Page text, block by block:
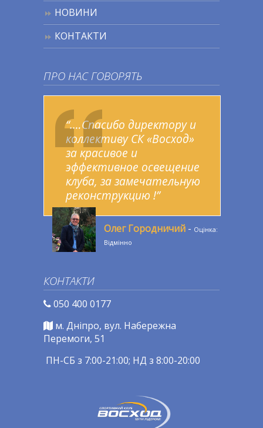
НОВИНИ
КОНТАКТИ
ПРО НАС ГОВОРЯТЬ
“.…Спасибо директору и
коллективу СК «Восход»
за красивое и
эффективное освещение
клуба, за замечательную
реконструкцию !”
Олег Городничий - Оцінка:
Відмінно
КОНТАКТИ
050 400 0177
м. Дніпро, вул. Набережна
Перемоги, 51
ПН-СБ з 7:00-21:00; НД з 8:00-20:00